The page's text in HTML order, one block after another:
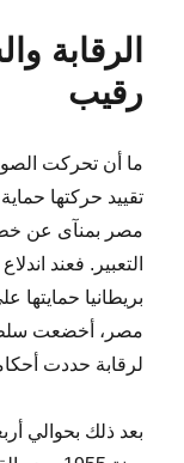
الرقابة
رقيب
ما أن تحركت
تقييد حركتها
مصر بمنآى عن خطر
التعبير. فعند
بريطانيا
مصر، أخضعت
لرقابة حددت